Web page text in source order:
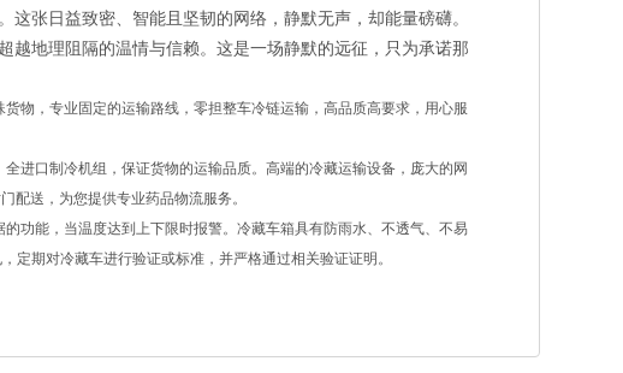
张日益致密、智能且坚韧的网络，静默无声，却能量磅礴。
地理阻隔的温情与信赖。这是一场静默的远征，只为承诺那
物，专业固定的运输路线，零担整车冷链运输，高品质高要求，用心服
进口制冷机组，保证货物的运输品质。高端的冷藏运输设备，庞大的网
配送，为您提供专业药品物流服务。
功能，当温度达到上下限时报警。冷藏车箱具有防雨水、不透气、不易
期对冷藏车进行验证或标准，并严格通过相关验证证明。